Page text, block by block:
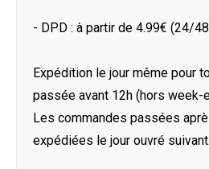
- DPD : à partir de 4.99€ (24/
Expédition le jour même pour
passée avant 12h (hors week-
Les commandes passées
expédiées le jour ouvré suivant.